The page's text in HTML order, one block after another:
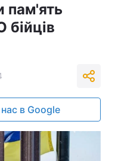
пам'ять
бійців
в Google